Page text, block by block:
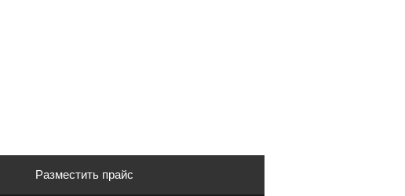
Разместить прайс